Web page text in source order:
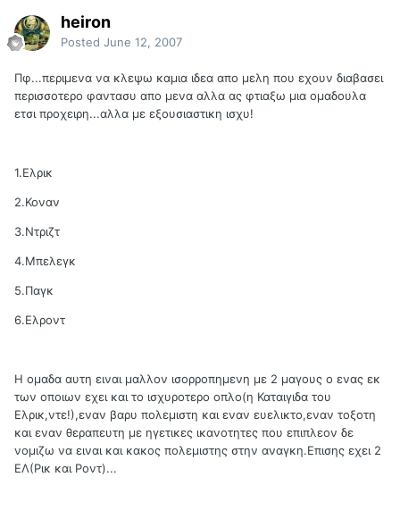
heiron
Posted June 12, 2007
Πφ...περιμενα να κλεψω καμια ιδεα απο μελη που εχουν διαβασει
περισσοτερο φαντασυ απο μενα αλλα ας φτιαξω μια ομαδουλα
ετσι προχειρη...αλλα με εξουσιαστικη ισχυ!
1.Ελρικ
2.Κοναν
3.Ντριζτ
4.Μπελεγκ
5.Παγκ
6.Ελροντ
Η ομαδα αυτη ειναι μαλλον ισορροπημενη με 2 μαγους ο ενας εκ
των οποιων εχει και το ισχυροτερο οπλο(η Καταιγιδα του
Ελρικ,ντε!),εναν βαρυ πολεμιστη και εναν ευελικτο,εναν τοξοτη
και εναν θεραπευτη με ηγετικες ικανοτητες που επιπλεον δε
νομιζω να ειναι και κακος πολεμιστης στην αναγκη.Επισης εχει 2
ΕΛ(Ρικ και Ροντ)...